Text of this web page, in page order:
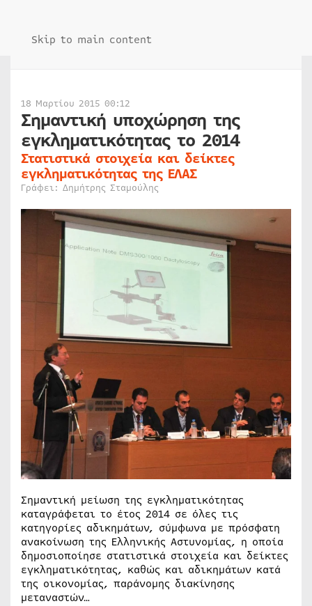
Skip to main content
18 Μαρτίου 2015 00:12
Σημαντική υποχώρηση της
εγκληματικότητας το 2014
Στατιστικά στοιχεία και δείκτες
εγκληματικότητας της ΕΛΑΣ
Γράφει: Δημήτρης Σταμούλης
Σημαντική μείωση της εγκληματικότητας
καταγράφεται το έτος 2014 σε όλες τις
κατηγορίες αδικημάτων, σύμφωνα με πρόσφατη
ανακοίνωση της Ελληνικής Αστυνομίας, η οποία
δημοσιοποίησε στατιστικά στοιχεία και δείκτες
εγκληματικότητας, καθώς και αδικημάτων κατά
της οικονομίας, παράνομης διακίνησης
μεταναστών…